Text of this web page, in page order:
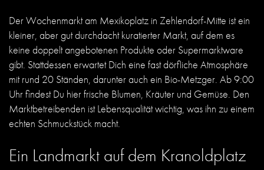
Der Wochenmarkt am Mexikoplatz in Zehlendorf-Mitte ist ein
kleiner, aber gut durchdacht kuratierter Markt, auf dem es
keine doppelt angebotenen Produkte oder Supermarktware
gibt. Stattdessen erwartet Dich eine fast dörfliche Atmosphäre
mit rund 20 Ständen, darunter auch ein Bio-Metzger. Ab 9:00
Uhr findest Du hier frische Blumen, Kräuter und Gemüse. Den
Marktbetreibenden ist Lebensqualität wichtig, was ihn zu einem
echten Schmuckstück macht.
Ein Landmarkt auf dem Kranoldplatz